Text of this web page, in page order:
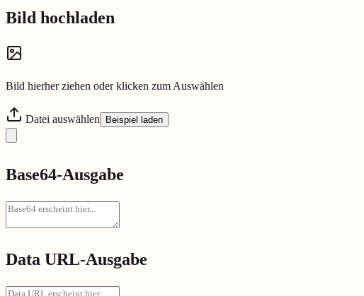
Bild hochladen
Bild hierher ziehen oder klicken zum Auswählen
Datei auswählen Beispiel laden
Base64-Ausgabe
Data URL-Ausgabe